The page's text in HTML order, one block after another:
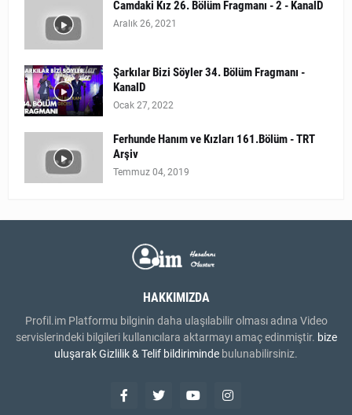
Camdaki Kız 26. Bölüm Fragmanı - 2 - KanalD
Aralık 26, 2021
Şarkılar Bizi Söyler 34. Bölüm Fragmanı -
KanalD
Ocak 27, 2022
Ferhunde Hanım ve Kızları 161.Bölüm - TRT
Arşiv
Temmuz 04, 2019
HAKKIMIZDA
Profil.im Platformu bilginin daha ulaşılabilir olması adına Video
servislerindeki bilgileri kullanıcılara aktarmayı amaç edinmiştir. bize
uluşarakGizlilik & Telif bildiriminde bulunabilirsiniz.